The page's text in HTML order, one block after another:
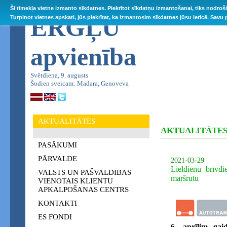
Šī tīmekļa vietne izmanto sīkdatnes. Piekrītot sīkdatņu izmantošanai, tiks
Turpinot vietnes apskati, jūs piekrītat, ka izmantosim sīkdatnes jūsu ierīcē.
ĒRGĻU
apvienība
Svētdiena, 9. augusts
Šodien sveicam: Madara, Genoveva
AKTUALITĀTES
PASĀKUMI
PĀRVALDE
VALSTS UN PAŠVALDĪBAS
VIENOTAIS KLIENTU
APKALPOŠANAS CENTRS
KONTAKTI
ES FONDI
AKTUALITĀTES
2021-03-29
Lieldienu
maršrutu